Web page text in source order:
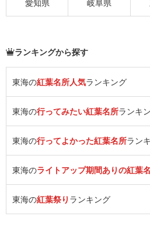
愛知県 岐阜県
ランキングから探す
東海の紅葉名所人気ランキング
東海の行ってみたい紅葉名所ランキ
東海の行ってよかった紅葉名所ラン
東海のライトアップ期間ありの紅葉
東海の紅葉祭り ランキング